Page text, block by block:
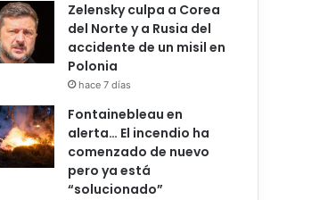
Zelensky culpa a Corea
del Norte y a Rusia del
accidente de un misil en
Polonia
hace 7 días
Fontainebleau en
alerta… El incendio ha
comenzado de nuevo
pero ya está
“solucionado”